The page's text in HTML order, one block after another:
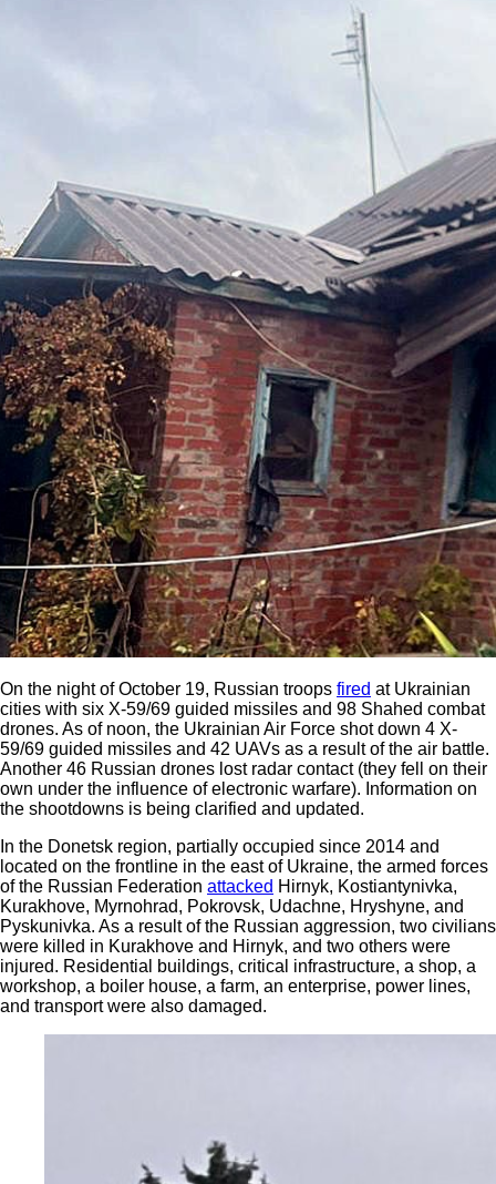
On the night of October 19, Russian troops fired at Ukrainian
cities with six X-59/69 guided missiles and 98 Shahed combat
drones. As of noon, the Ukrainian Air Force shot down 4 X-
59/69 guided missiles and 42 UAVs as a result of the air battle.
Another 46 Russian drones lost radar contact (they fell on their
own under the influence of electronic warfare). Information on
the shootdowns is being clarified and updated.
In the Donetsk region, partially occupied since 2014 and
located on the frontline in the east of Ukraine, the armed forces
of the Russian Federation attacked Hirnyk, Kostiantynivka,
Kurakhove, Myrnohrad, Pokrovsk, Udachne, Hryshyne, and
Pyskunivka. As a result of the Russian aggression, two civilians
were killed in Kurakhove and Hirnyk, and two others were
injured. Residential buildings, critical infrastructure, a shop, a
workshop, a boiler house, a farm, an enterprise, power lines,
and transport were also damaged.